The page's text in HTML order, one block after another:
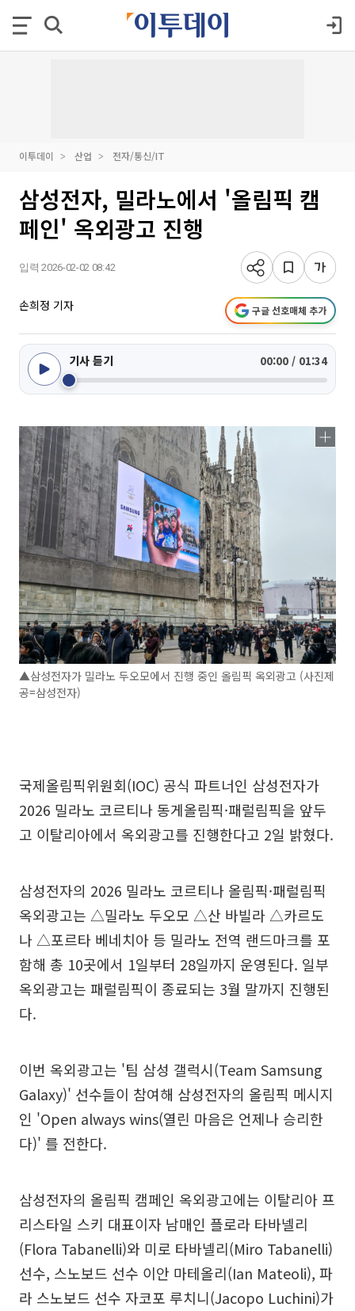
이투데이 산업 전자/통신/IT
삼성전자, 밀라노에서 '올림픽 캠
페인' 옥외광고 진행
입력 2026-02-02 08:42
손희정 기자 구글 선호매체 추가
기사 듣기 00:00 / 01:34
▲삼성전자가 밀라노 두오모에서 진행 중인 올림픽 옥외광고 (사진제
공=삼성전자)
국제올림픽위원회(IOC) 공식 파트너인 삼성전자가
2026 밀라노 코르티나 동게올림픽·패럴림픽을 앞두
고 이탈리아에서 옥외광고를 진행한다고 2일 밝혔다.
삼성전자의 2026 밀라노 코르티나 올림픽·패럴림픽
옥외광고는 △밀라노 두오모 △산 바빌라 △카르도
나 △포르타 베네치아 등 밀라노 전역 랜드마크를 포
함해 총 10곳에서 1일부터 28일까지 운영된다. 일부
옥외광고는 패럴림픽이 종료되는 3월 말까지 진행된
다.
이번 옥외광고는 '팀 삼성 갤럭시(Team Samsung
Galaxy)' 선수들이 참여해 삼성전자의 올림픽 메시지
인 'Open always wins(열린 마음은 언제나 승리한
다)' 를 전한다.
삼성전자의 올림픽 캠페인 옥외광고에는 이탈리아 프
리스타일 스키 대표이자 남매인 플로라 타바넬리
(Flora Tabanelli)와 미로 타바넬리(Miro Tabanelli)
선수, 스노보드 선수 이안 마테올리(Ian Mateoli), 파
라 스노보드 선수 자코포 루치니(Jacopo Luchini)가